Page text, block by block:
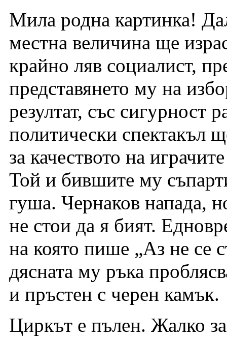
Мила родна картинка!
местна величина ще
крайно ляв социалист,
представянето му на
резултат, със сигурност
политически спектакъл
за качеството на
Той и бившите му
гуша. Чернаков напада,
не стои да я бият.
на която пише „Аз не се
дясната му ръка
и пръстен с черен камък.
Циркът е пълен. Жалко